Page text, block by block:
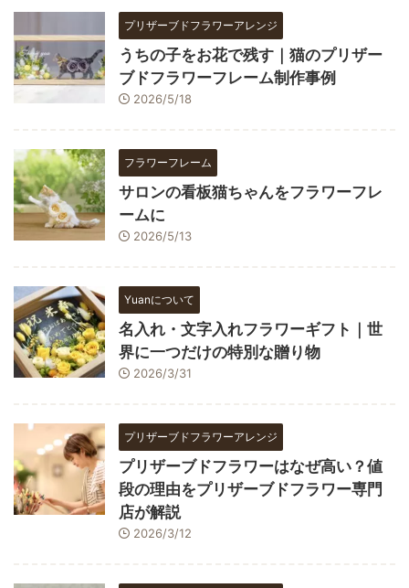
プリザーブドフラワーアレンジ
うちの子をお花で残す｜猫のプリザー
ブドフラワーフレーム制作事例
2026/5/18
フラワーフレーム
サロンの看板猫ちゃんをフラワーフレ
ームに
2026/5/13
Yuanについて
名入れ・文字入れフラワーギフト｜世
界に一つだけの特別な贈り物
2026/3/31
プリザーブドフラワーアレンジ
プリザーブドフラワーはなぜ高い？値
段の理由をプリザーブドフラワー専門
店が解説
2026/3/12